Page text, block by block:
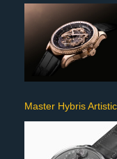
Master Hybris